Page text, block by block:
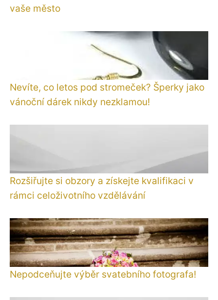
vaše město
Nevíte, co letos pod stromeček? Šperky jako
vánoční dárek nikdy nezklamou!
Rozšiřujte si obzory a získejte kvalifikaci v
rámci celoživotního vzdělávání
Nepodceňujte výběr svatebního fotografa!